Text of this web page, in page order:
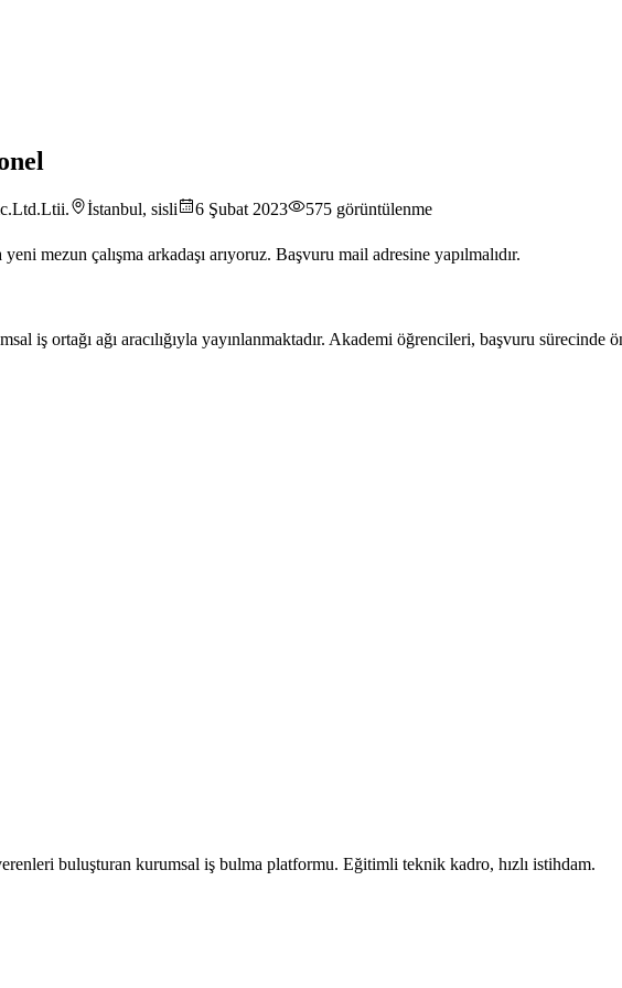
İstanbul, sisli 6 Şubat 2023 575 görüntülenme
mezun çalışma arkadaşı arıyoruz. Başvuru mail adresine yapılmalıdır.
iş ortağı ağı aracılığıyla yayınlanmaktadır. Akademi öğrencileri, başvuru sürecinde
buluşturan kurumsal iş bulma platformu. Eğitimli teknik kadro, hızlı istihdam.